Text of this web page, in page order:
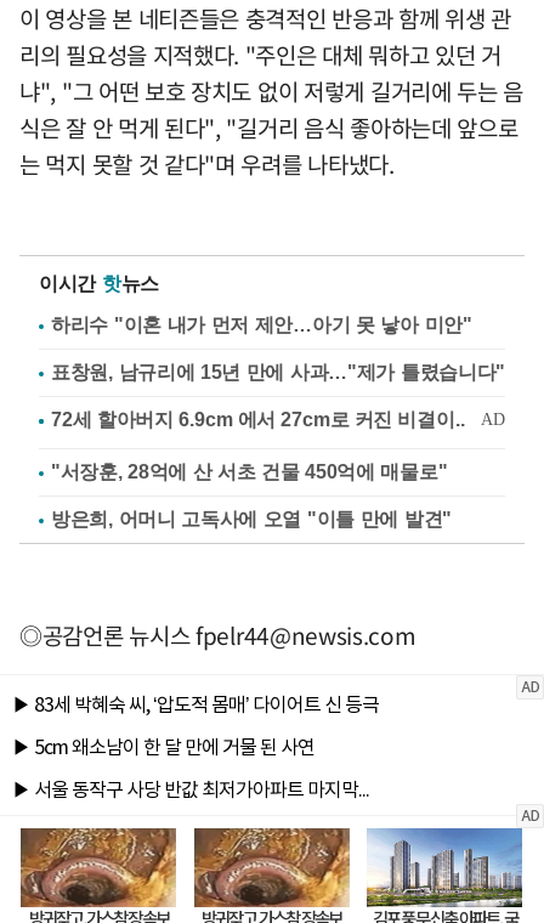
이 영상을 본 네티즌들은 충격적인 반응과 함께 위생 관
리의 필요성을 지적했다. "주인은 대체 뭐하고 있던 거
냐", "그 어떤 보호 장치도 없이 저렇게 길거리에 두는 음
식은 잘 안 먹게 된다", "길거리 음식 좋아하는데 앞으로
는 먹지 못할 것 같다"며 우려를 나타냈다.
이시간 핫뉴스
하리수 "이혼 내가 먼저 제안…아기 못 낳아 미안"
표창원, 남규리에 15년 만에 사과…"제가 틀렸습니다"
"서장훈, 28억에 산 서초 건물 450억에 매물로"
방은희, 어머니 고독사에 오열 "이틀 만에 발견"
◎공감언론 뉴시스fpelr44@newsis.com